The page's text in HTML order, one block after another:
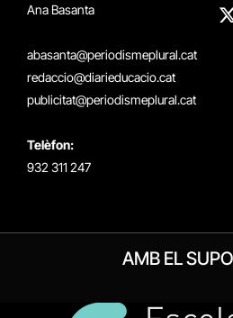
Ana Basanta
abasanta@periodismeplural.cat
redaccio@diarieducacio.cat
publicitat@periodismeplural.cat
Telèfon:
932 311 247
X
AMB EL